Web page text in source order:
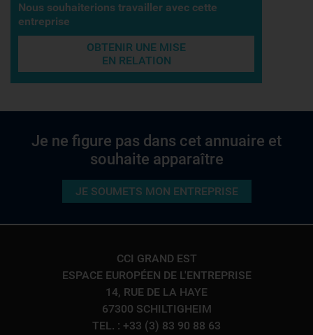
Nous souhaiterions travailler avec cette
entreprise
OBTENIR UNE MISE
EN RELATION
Je ne figure pas dans cet annuaire et
souhaite apparaître
JE SOUMETS MON ENTREPRISE
CCI GRAND EST
ESPACE EUROPÉEN DE L'ENTREPRISE
14, RUE DE LA HAYE
67300 SCHILTIGHEIM
TEL. : +33 (3) 83 90 88 63